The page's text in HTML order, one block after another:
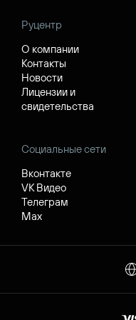
Руцентр
О компании
Контакты
Новости
Лицензии и
свидетельства
Социальные сети
Вконтакте
VK Видео
Телеграм
Max